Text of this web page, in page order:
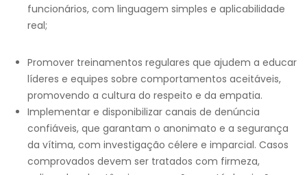
funcionários, com linguagem simples e aplicabilidade
real;
Promover treinamentos regulares que ajudem a educar
líderes e equipes sobre comportamentos aceitáveis,
promovendo a cultura do respeito e da empatia.
Implementar e disponibilizar canais de denúncia
confiáveis, que garantam o anonimato e a segurança
da vítima, com investigação célere e imparcial. Casos
comprovados devem ser tratados com firmeza,